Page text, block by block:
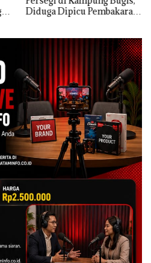
Diduga Dipicu Pembakaran